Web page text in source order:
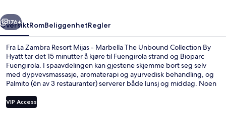
The
Unbound
Collection
By
Hyatt
Neste
176+
OversiktRomBeliggenhetRegler
Fra La Zambra Resort Mijas - Marbella The Unbound Collection By
Hyatt tar det 15 minutter å kjøre til Fuengirola strand og Bioparc
Fuengirola. I spaavdelingen kan gjestene skjemme bort seg selv
med dypvevsmassasje, aromaterapi og ayurvedisk behandling, og
Palmito (én av 3 restauranter) serverer både lunsj og middag. Noen
utendørsbassenger, en bassengbar og et helsestudio. Mange
reisende liker den vennlige betjeningen.
VIP Access